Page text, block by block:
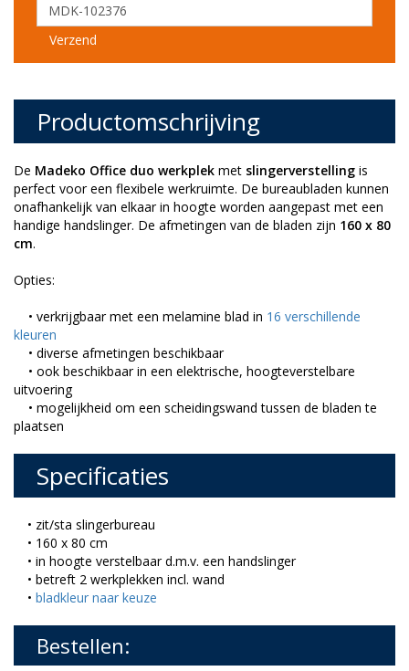
Verzend
Productomschrijving
De Madeko Office duo werkplek met slingerverstelling is
perfect voor een flexibele werkruimte. De bureaubladen kunnen
onafhankelijk van elkaar in hoogte worden aangepast met een
handige handslinger. De afmetingen van de bladen zijn 160 x 80
cm.
Opties:
• verkrijgbaar met een melamine blad in 16 verschillende
kleuren
• diverse afmetingen beschikbaar
• ook beschikbaar in een elektrische, hoogteverstelbare
uitvoering
• mogelijkheid om een scheidingswand tussen de bladen te
plaatsen
Specificaties
• zit/sta slingerbureau
• 160 x 80 cm
• in hoogte verstelbaar d.m.v. een handslinger
• betreft 2 werkplekken incl. wand
• bladkleur naar keuze
Bestellen: